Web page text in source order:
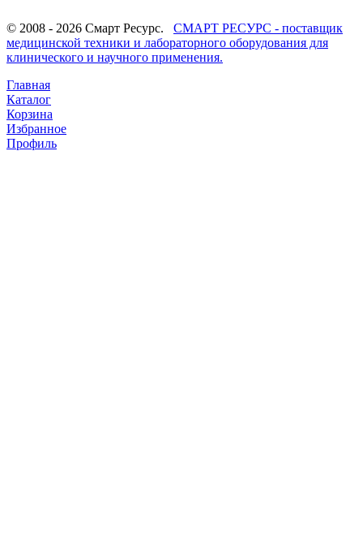
© 2008 - 2026 Смарт Ресурс. СМАРТ РЕСУРС - поставщик
медицинской техники и лабораторного оборудования для
клинического и научного применения.
Главная
Каталог
Корзина
Избранное
Профиль